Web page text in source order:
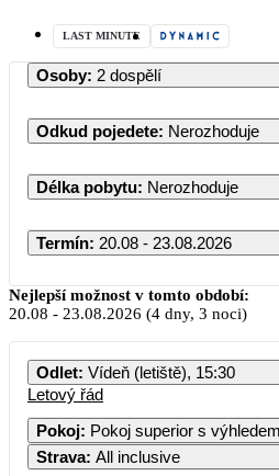
LAST MINUTE
Osoby: 2 dospělí
Odkud pojedete: Nerozhoduje
Délka pobytu: Nerozhoduje
Termín: 20.08 - 23.08.2026
Srpen
PO ÚT ST ČT
3 4
Nejlepší možnost v tomto období:
20.08 - 23.08.2026 (4 dny, 3 noci)
Odlet: Vídeň (letiště), 15:30
Letový řád
Pokoj:
Pokoj superior s
Strava: All inclusive